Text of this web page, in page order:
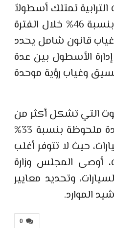
الفترة 2023-2024 أن الجماعات الترابية تمتلك أسطولاً
كبيرًا من السيارات والآليات بلغ عدده 48,485 وحدة، مسجلاً زيادة بنسبة 46% خلال الفترة
إلى غياب قانون شامل يحدد
الأسطول بين عدة
وغياب رؤية موحدة
التي تشكل أكثر من
نصف نفقات التسيير الخاصة بحظيرة السيارات، والتي شهدت زيادة ملحوظة بنسبة 33%
حيث لا تتوفر أغلب
أوصى المجلس وزارة
وتحديد معايير
الموارد.
0